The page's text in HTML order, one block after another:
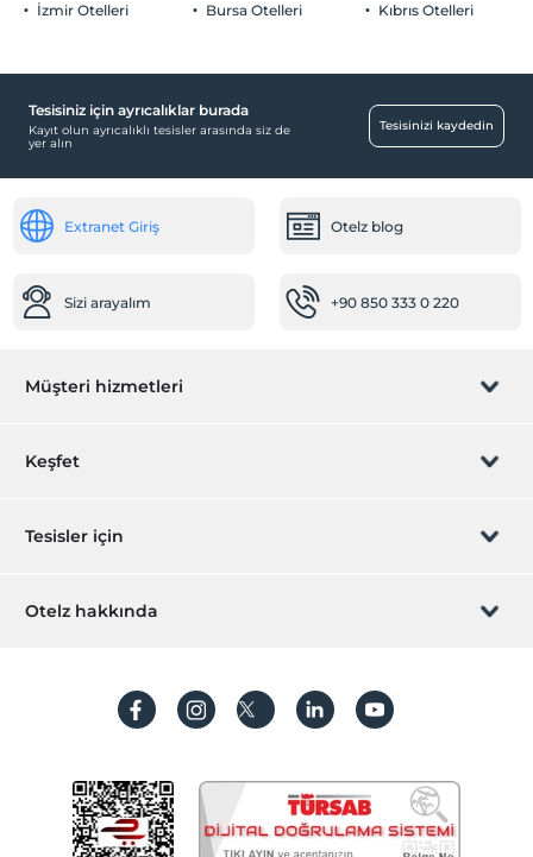
İzmir Otelleri Bursa Otelleri Kıbrıs Otelleri
Tesisiniz için ayrıcalıklar burada
Kayıt olun ayrıcalıklı tesisler arasında siz de
yer alın
Tesisinizi kaydedin
Extranet Giriş Otelz blog
Sizi arayalım +90 850 333 0 220
Müşteri hizmetleri
Rezervasyon yönet
Sıkça sorulan sorular
İşlem rehberi
Keşfet
Hediye Kart
Hesap oluştur
Tesisler için
Hemen tesisinizi ekleyin
Otelz hakkında
Koşullar ve şartlar